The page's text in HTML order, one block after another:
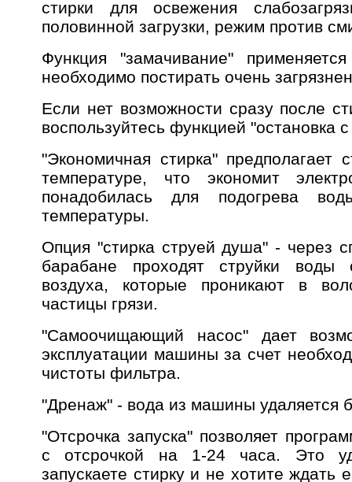
стирки для освежения
половинной загрузки, режим против
Функция "замачивание"
необходимо постирать очень
Если нет возможности сразу после
воспользуйтесь функцией "остановка
"Экономичная стирка" предполагает
температуре, что экономит
понадобилась для подогрева
температуры.
Опция "стирка струей душа" - через
барабане проходят струйки воды
воздуха, которые проникают в
частицы грязи.
"Самоочищающий насос" дает
эксплуатации машины за счет
чистоты фильтра.
"Дренаж" - вода из машины удаляется
"Отсрочка запуска" позволяет
с отсрочкой на 1-24 часа. Это
запускаете стирку и не хотите